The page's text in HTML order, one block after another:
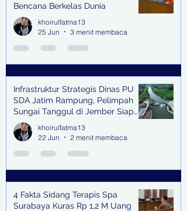
Bencana Berkelas Dunia
khoirulfatma13
25 Jun
3 menit membaca
Infrastruktur Strategis Dinas PU
SDA Jatim Rampung, Pelimpah
Sungai Tanggul di Jember Siap
Bangkitkan Swasembada Pangan
dan Pengendali Banjir
khoirulfatma13
22 Jun
2 menit membaca
4 Fakta Sidang Terapis Spa
Surabaya Kuras Rp 1,2 M Uang